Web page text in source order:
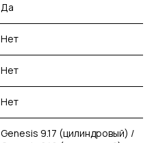
Да
Нет
Нет
Нет
Genesis 9.17 (цилиндровый) /